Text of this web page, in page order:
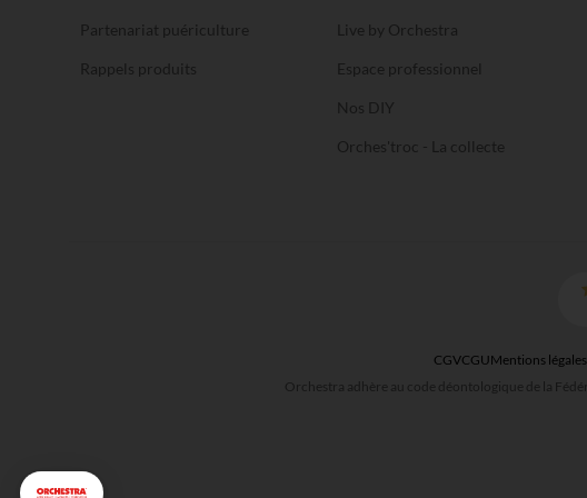
Partenariat puériculture
Rappels produits
Live by Orchestra
Espace professionnel
Nos DIY
Orches'troc - La collecte
CGVCGUMentions légales
Orchestra adhère au code déontologique de la